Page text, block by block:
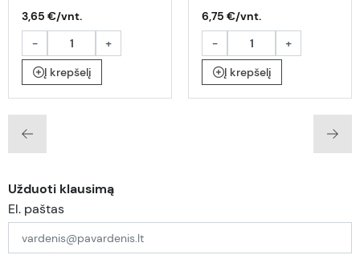
3,65 €/vnt.
-
+
Į krepšelį
6,75 €/vnt.
-
+
Į krepšelį
Užduoti klausimą
El. paštas